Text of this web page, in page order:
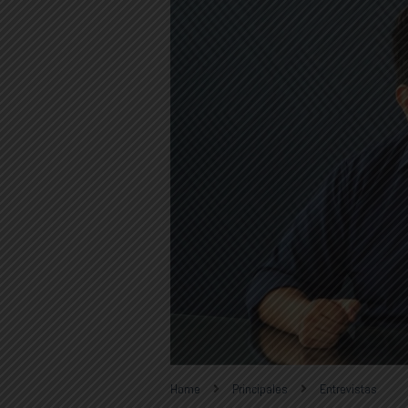
Home Principales Entrevistas